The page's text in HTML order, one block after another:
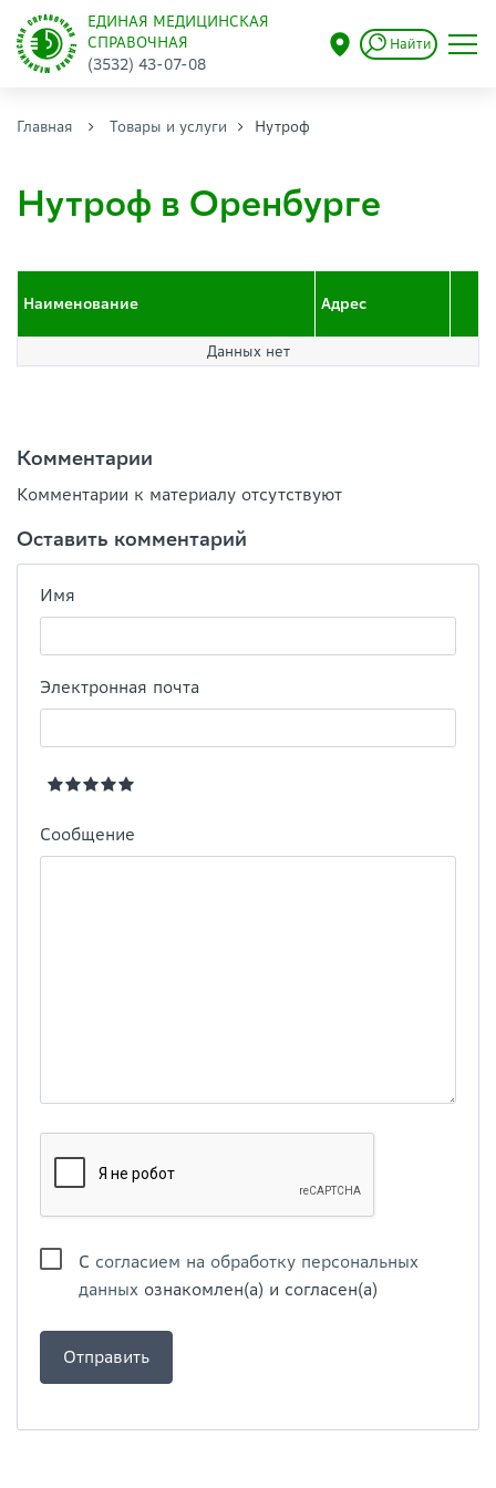
ЕДИНАЯ МЕДИЦИНСКАЯ
СПРАВОЧНАЯ
(3532) 43-07-08
Найти
Главная Товары и услуги Нутроф
Нутроф в Оренбурге
Наименование Адрес
Данных нет
Комментарии
Комментарии к материалу отсутствуют
Оставить комментарий
Имя
Электронная почта
Сообщение
С согласием на обработку персональных
данных ознакомлен(а) и согласен(а)